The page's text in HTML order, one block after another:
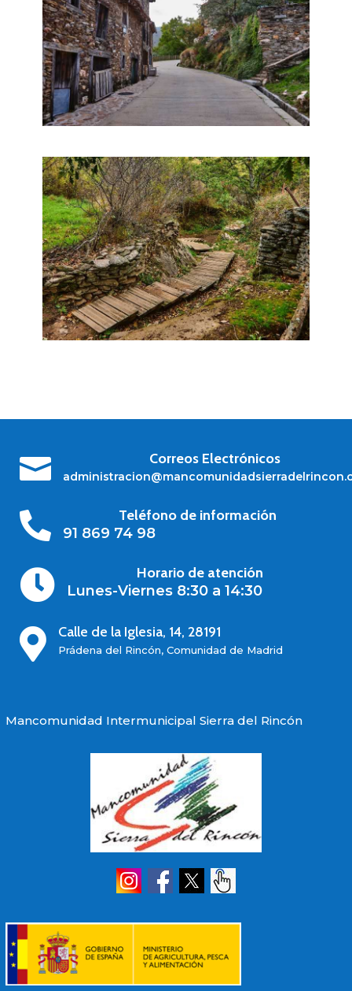
 Correos Electrónicos

Teléfono de información
91 869 74 98

Horario de atención
Lunes-Viernes 8:30 a 14:30
 Calle de la Iglesia, 14, 28191
Prádena del Rincón, Comunidad de Madrid
Mancomunidad Intermunicipal Sierra del Rincón